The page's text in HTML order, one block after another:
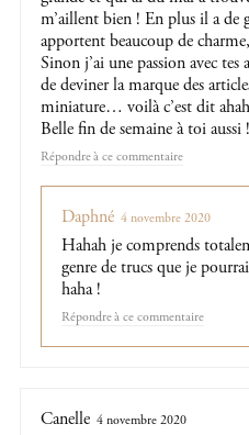
m’aillent bien ! En plus il a de
apportent beaucoup de
Sinon j’ai une passion avec tes
de deviner la marque des
miniature… voilà c’est dit
Belle fin de semaine à toi aussi !
Répondre
Daphné 4 novembre 2020
Hahah je comprends
genre de trucs que je
haha !
Répondre
Canelle 4 novembre 2020